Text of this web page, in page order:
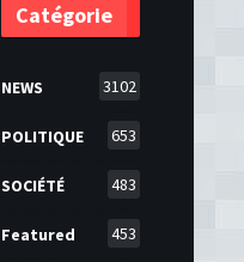
Catégorie
NEWS 3102
POLITIQUE 653
SOCIÉTÉ 483
Featured 453